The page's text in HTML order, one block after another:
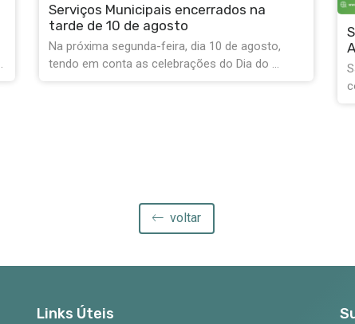
Separar biorresíduos é Melhorar
Alcochete!
Sabia que os restos alimentares não são lixo
voltar
Links Úteis